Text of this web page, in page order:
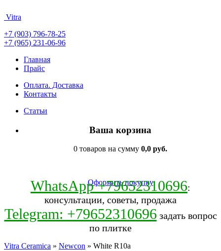
Vitra
+7 (903) 796-78-25
+7 (965) 231-06-96
Главная
Прайс
Оплата. Доставка
Контакты
Статьи
Ваша корзина
0 товаров на сумму 0,0 руб.
Оформить покупку
WhatsApp +79652310696:
консультации, советы, продажа
Telegram: +79652310696 задать вопрос
по плитке
Vitra Ceramica » Newcon » White R10a